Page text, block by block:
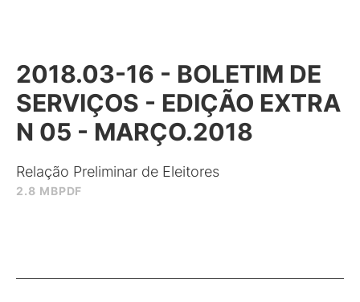
2.8 MBPDF
2018.03-16 - BOLETIM DE
SERVIÇOS - EDIÇÃO EXTRA
N 05 - MARÇO.2018
Relação Preliminar de Eleitores